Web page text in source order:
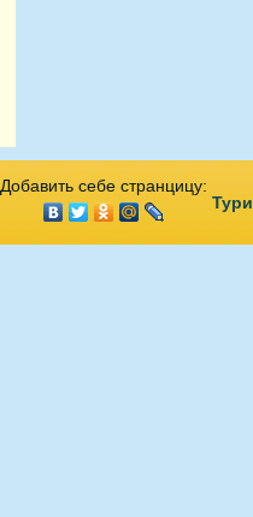
Добавить себе странцицу: